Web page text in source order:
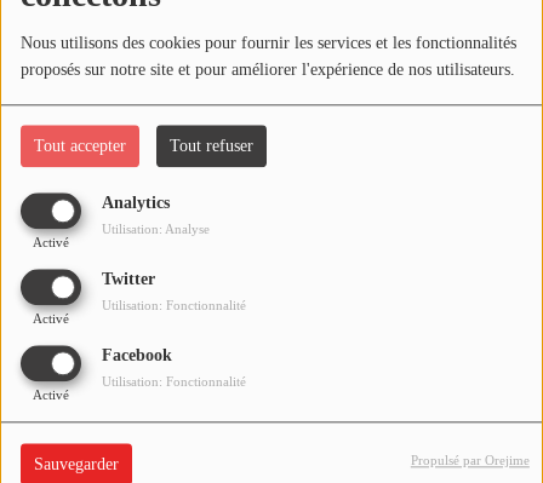
Nous utilisons des cookies pour fournir les services et les fonctionnalités
proposés sur notre site et pour améliorer l'expérience de nos utilisateurs.
Tout accepter Tout refuser
Analytics
Activé
Utilisation: Analyse
Twitter
Activé
Utilisation: Fonctionnalité
Facebook
Activé
Utilisation: Fonctionnalité
Sauvegarder Propulsé par Orejime
Le stationnement est également
interdit.
Si vous voulez en savoir plus, vous
pouvez aller sur le site de la ville de
Bellerive-sur-Allier :
bellerive-sur-allier.fr/fiche/infos-
circulation/
Voir aussi